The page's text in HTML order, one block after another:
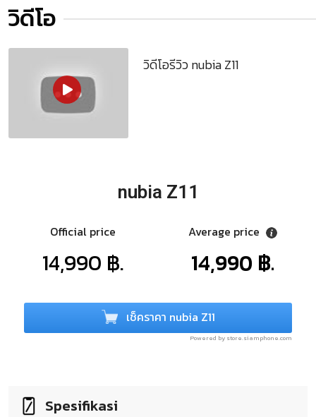
วิดีโอ
วิดีโอรีวิว nubia Z11
nubia Z11
Official price
14,990 ฿.
Average price
14,990 ฿.
เช็คราคา nubia Z11
Powered by store.siamphone.com
Spesifikasi